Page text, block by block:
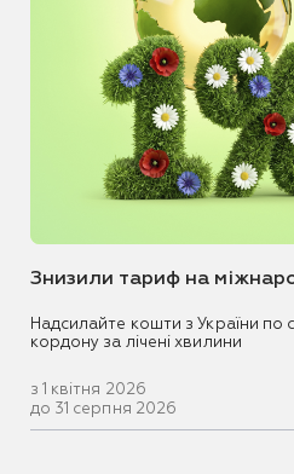
Знизили тариф на
Надсилайте кошти з України по
кордону за лічені хвилини
з 1 квітня 2026
до 31 серпня 2026